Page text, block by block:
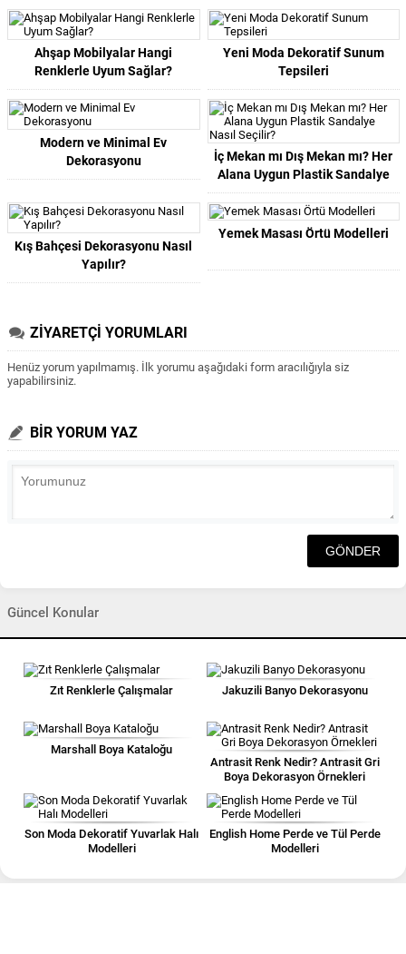
Ahşap Mobilyalar Hangi
Renklerle Uyum Sağlar?
Yeni Moda Dekoratif Sunum
Tepsileri
Modern ve Minimal Ev
Dekorasyonu
İç Mekan mı Dış Mekan mı? Her
Alana Uygun Plastik Sandalye
Nasıl Seçilir?
Kış Bahçesi Dekorasyonu Nasıl
Yapılır?
Yemek Masası Örtü Modelleri
ZİYARETÇİ YORUMLARI
Henüz yorum yapılmamış. İlk yorumu aşağıdaki form aracılığıyla siz
yapabilirsiniz.
BİR YORUM YAZ
Güncel Konular
Zıt Renklerle Çalışmalar Jakuzili Banyo Dekorasyonu
Marshall Boya Kataloğu
Antrasit Renk Nedir? Antrasit Gri
Boya Dekorasyon Örnekleri
Son Moda Dekoratif Yuvarlak Halı
Modelleri
English Home Perde ve Tül Perde
Modelleri